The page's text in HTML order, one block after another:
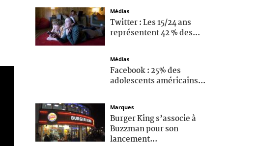
Médias
Twitter : Les 15/24 ans
représentent 42 % des...
Médias
Facebook : 25% des
adolescents américains...
Marques
Burger King s’associe à
Buzzman pour son
lancement...